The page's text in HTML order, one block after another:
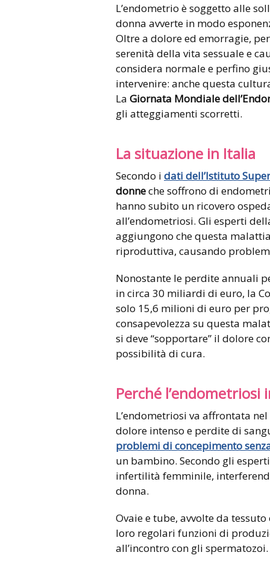
L’endometrio è soggetto alle
donna avverte in modo
Oltre a dolore ed emorragie,
serenità della vita sessuale e
considera normale e perfino
intervenire: anche questa
La Giornata Mondiale
gli atteggiamenti scorretti.
La situazione in Italia
Secondo i dati dell’Istituto
donneche soffrono di
hanno subito un ricovero
all’endometriosi. Gli esperti
aggiungono che questa
riproduttiva, causando
Nonostante le perdite annuali
in circa 30 miliardi di euro, la
solo 15,6 milioni di euro per
consapevolezza su questa
si deve “sopportare” il dolore
possibilità di cura.
Perché
L’endometriosi va affrontata
dolore intenso e perdite di
problemi di concepimento
un bambino. Secondo gli
infertilità femminile,
donna.
Ovaie e tube, avvolte da
loro regolari funzioni di
all’incontro con gli spermatozoi.